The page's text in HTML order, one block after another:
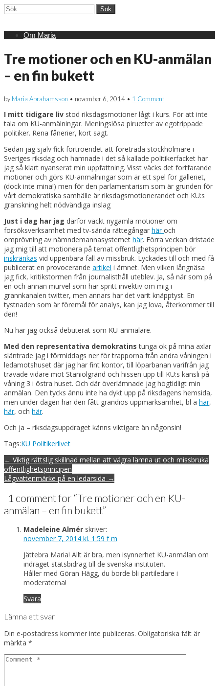
Sök
efter:
Main
Skip
Om Maria
Tre motioner och en KU-anmälan
– en fin bukett
by Maria Abrahamsson • november 6, 2014 • 1 Comment
I mitt tidigare liv stod riksdagsmotioner lågt i kurs. För att inte
tala om KU-anmälningar. Meningslösa piruetter av egotrippade
politiker. Rena fånerier, kort sagt.
Sedan jag själv fick förtroendet att företräda stockholmare i
Sveriges riksdag och hamnade i det så kallade politikerfacket har
jag så klart nyanserat min uppfattning. Visst väcks det fortfarande
motioner och görs KU-anmälningar som är ett spel för galleriet,
(dock inte mina!) men för den parlamentarism som är grunden för
vårt demokratiska samhälle är riksdagsmotionerandet och KU:s
granskning helt nödvändiga inslag
Just i dag har jag därför väckt nygamla motioner om
försöksverksamhet med tv-sända rättegångar häroch
omprövning av nämndemannasystemet här. Förra veckan dristade
jag mig till att motionera på temat offentlighetsprincipen bör
inskränkas vid uppenbara fall av missbruk. Lyckades till och med få
publicerat en provocerande artikel i ämnet. Men vilken långnäsa
jag fick, kritikstormen från journalisthåll uteblev. Ja, så när som på
en och annan murvel som har spritt invektiv om mig i
grannkanalen twitter, men annars har det varit knäpptyst. En
tystnaden som är föremål för analys, kan jag lova, återkommer till
den!
Nu har jag också debuterat som KU-anmälare.
Med den representativa demokratins tunga ok på mina axlar
släntrade jag i förmiddags ner för trapporna från andra våningen i
ledamotshuset där jag har fint kontor, till löparbanan varifrån jag
travade vidare mot Staniolgränd och hissen upp till KU:s kansli på
våning 3 i östra huset. Och där överlämnade jag högtidligt min
anmälan. Den tycks ännu inte ha dykt upp på riksdagens hemsida,
men under dagen har den fått grandios uppmärksamhet, bl a här,
här, och här.
Och ja – riksdagsuppdraget känns viktigare än någonsin!
Tags:KU Politikerlivet
Post
navigation
← Viktig rättslig skillnad mellan att vägra lämna ut och missbruka
offentlighetsprincipen
Lågvattenmärke på en ledarsida →
1 comment for “Tre motioner och en KU-
anmälan – en fin bukett”
Madeleine Almér skriver:
november 7, 2014 kl. 1:59 f m
Jättebra Maria! Allt är bra, men isynnerhet KU-anmälan om
indraget statsbidrag till de svenska instituten.
Håller med Göran Hägg, du borde bli partiledare i
moderaterna!
Svara
Lämna ett svar
Din e-postadress kommer inte publiceras. Obligatoriska fält är
märkta *